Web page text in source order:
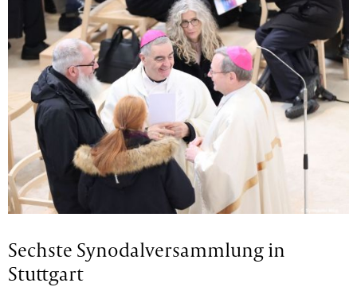
Sechste Synodalversammlung in
Stuttgart